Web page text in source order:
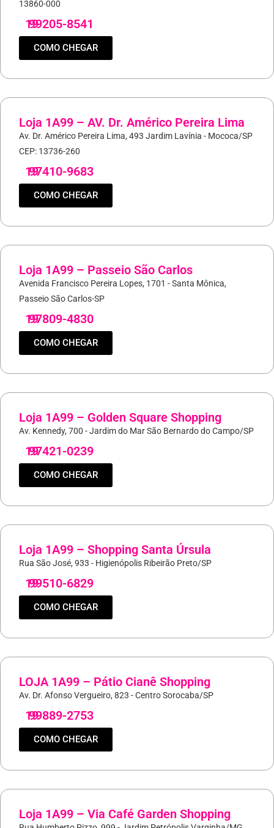
13860-000
19
99205-8541
COMO CHEGAR
Loja 1A99 – AV. Dr. Américo Pereira Lima
Av. Dr. Américo Pereira Lima, 493 Jardim Lavínia - Mococa/SP
CEP: 13736-260
19
97410-9683
COMO CHEGAR
Loja 1A99 – Passeio São Carlos
Avenida Francisco Pereira Lopes, 1701 - Santa Mônica,
Passeio São Carlos-SP
19
97809-4830
COMO CHEGAR
Loja 1A99 – Golden Square Shopping
Av. Kennedy, 700 - Jardim do Mar São Bernardo do Campo/SP
19
97421-0239
COMO CHEGAR
Loja 1A99 – Shopping Santa Úrsula
Rua São José, 933 - Higienópolis Ribeirão Preto/SP
19
99510-6829
COMO CHEGAR
LOJA 1A99 – Pátio Cianê Shopping
Av. Dr. Afonso Vergueiro, 823 - Centro Sorocaba/SP
19
99889-2753
COMO CHEGAR
Loja 1A99 – Via Café Garden Shopping